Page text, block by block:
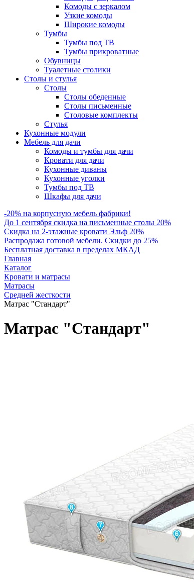
Комоды с зеркалом
Узкие комоды
Широкие комоды
Тумбы
Тумбы под ТВ
Тумбы прикроватные
Обувницы
Туалетные столики
Столы и стулья
Столы
Столы обеденные
Столы письменные
Столовые комплекты
Стулья
Кухонные модули
Мебель для дачи
Комоды и тумбы для дачи
Кровати для дачи
Кухонные диваны
Кухонные уголки
Тумбы под ТВ
Шкафы для дачи
-20% на корпусную мебель фабрики!
До 1 сентября скидка на письменные столы 20%
Скидка на 2-этажные кровати Эльф 20%
Распродажа готовой мебели. Скидки до 25%
Бесплатная доставка в пределах МКАД
Главная
Каталог
Кровати и матрасы
Матрасы
Средней жесткости
Матрас "Стандарт"
Матрас "Стандарт"